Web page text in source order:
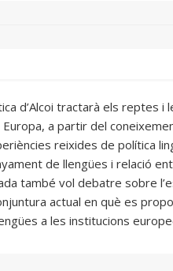
d’Alcoi tractarà els reptes i
a partir del
reixides de política
de llengües i relació
també vol debatre sobre
actual en què es
a les institucions